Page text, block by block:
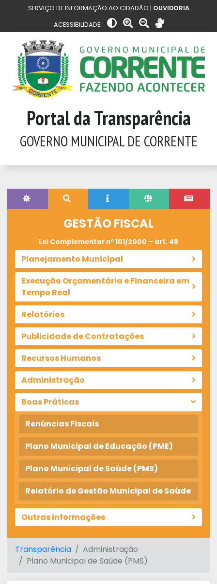
SERVIÇO DE INFORMAÇÃO AO CIDADÃO | OUVIDORIA
ACESSIBILIDADE:
Portal da Transparência
GOVERNO MUNICIPAL DE CORRENTE
GESTÃO FISCAL
Lei Complementar nº 101/2000 – art. 48
Planejamento Municipal
Execução Orçamentária e Financeira em
Tempo Real
Relatórios
Publicidade de Contratações
Recursos Humanos
Administração
Boas Práticas
Renúncias Fiscais
Plano Municipal de Educação (PME)
Plano Municipal de Saúde (PMS)
Relatório de Gestão Municipal de Saúde
Outras informações
Transparência
Administração
Plano Municipal de Saúde (PMS)